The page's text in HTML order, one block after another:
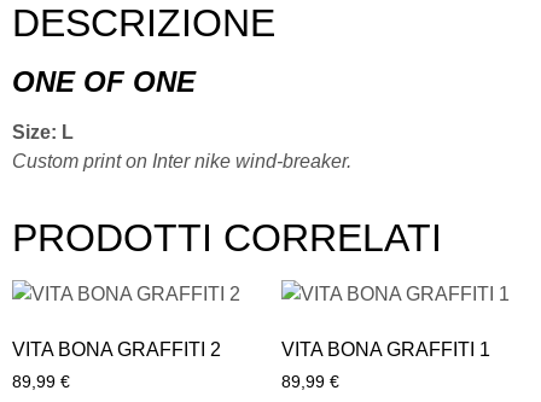
DESCRIZIONE
ONE OF ONE
Size: L
Custom print on Inter nike wind-breaker.
PRODOTTI CORRELATI
VITA BONA GRAFFITI 2
89,99 €
VITA BONA GRAFFITI 1
89,99 €